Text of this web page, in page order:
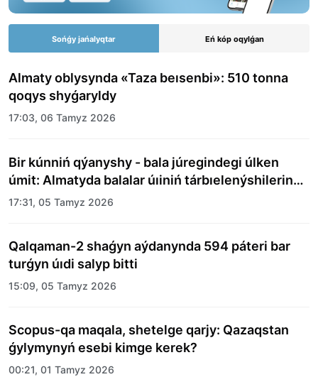
Sońǵy jańalyqtar Eń kóp oqylǵan
Almaty oblysynda «Taza beısenbi»: 510 tonna
qoqys shyǵaryldy
17:03, 06 Tamyz 2026
Bir kúnniń qýanyshy - bala júregindegi úlken
úmit: Almatyda balalar úıiniń tárbıelenýshilerine
merekelik kún uıymdastyryldy
17:31, 05 Tamyz 2026
Qalqaman-2 shaǵyn aýdanynda 594 páteri bar
turǵyn úıdi salyp bitti
15:09, 05 Tamyz 2026
Scopus-qa maqala, shetelge qarjy: Qazaqstan
ǵylymynyń esebi kimge kerek?
00:21, 01 Tamyz 2026